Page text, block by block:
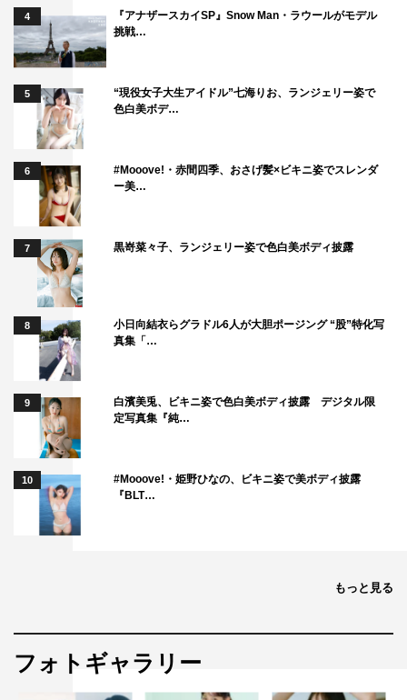
4
『アナザースカイSP』Snow Man・ラウールがモデル
挑戦…
5
“現役女子大生アイドル”七海りお、ランジェリー姿で
色白美ボデ…
6
#Mooove!・赤間四季、おさげ髪×ビキニ姿でスレンダ
ー美…
7 黒嵜菜々子、ランジェリー姿で色白美ボディ披露
8
小日向結衣らグラドル6人が大胆ポージング “股”特化写
真集「…
9
白濱美兎、ビキニ姿で色白美ボディ披露 デジタル限
定写真集『純…
10
#Mooove!・姫野ひなの、ビキニ姿で美ボディ披露
『BLT…
もっと見る
フォトギャラリー